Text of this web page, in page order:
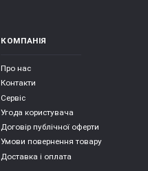
КОМПАНІЯ
Про нас
Контакти
Сервіс
Угода користувача
Договір публічної оферти
Умови повернення товару
Доставка і оплата